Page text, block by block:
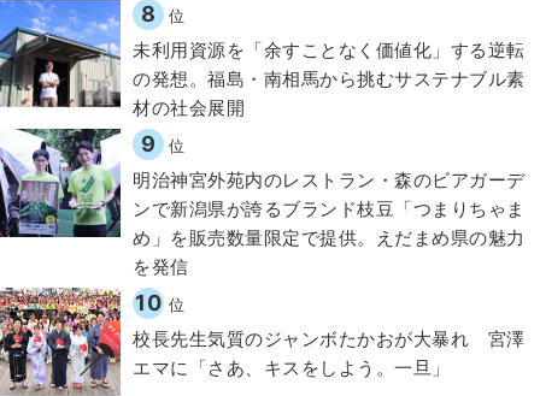
8 位
​​未利用資源を「余すことなく価値化」する逆転
の発想。福島・南相馬から挑むサステナブル素
材の社会展開​
9 位
明治神宮外苑内のレストラン・森のビアガーデ
ンで新潟県が誇るブランド枝豆「つまりちゃま
め」を販売数量限定で提供。えだまめ県の魅力
を発信
10 位
校長先生気質のジャンボたかおが大暴れ 宮澤
エマに「さあ、キスをしよう。一旦」